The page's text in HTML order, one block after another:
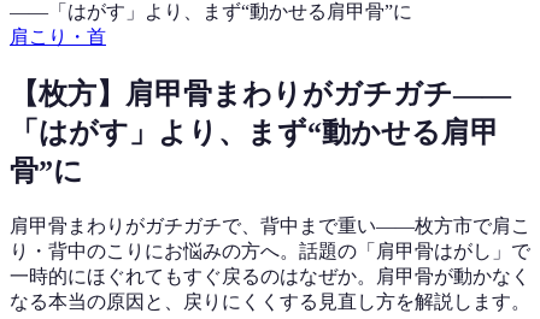
——「はがす」より、まず“動かせる肩甲骨”に
肩こり・首
【枚方】肩甲骨まわりがガチガチ——
「はがす」より、まず“動かせる肩甲
骨”に
肩甲骨まわりがガチガチで、背中まで重い——枚方市で肩こ
り・背中のこりにお悩みの方へ。話題の「肩甲骨はがし」で
一時的にほぐれてもすぐ戻るのはなぜか。肩甲骨が動かなく
なる本当の原因と、戻りにくくする見直し方を解説します。